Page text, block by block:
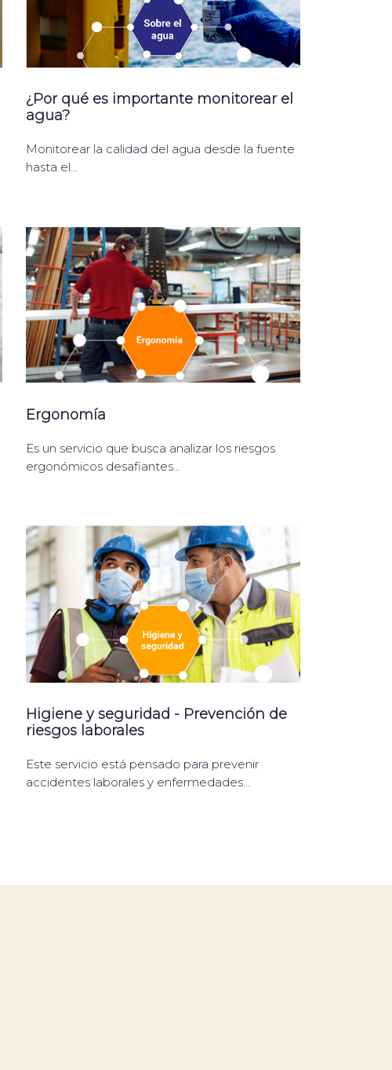
¿Por qué es importante monitorear el
agua?
Monitorear la calidad del agua desde la fuente
hasta el...
Ergonomía
Es un servicio que busca analizar los riesgos
ergonómicos desafiantes...
Higiene y seguridad - Prevención de
riesgos laborales
Este servicio está pensado para prevenir
accidentes laborales y enfermedades...